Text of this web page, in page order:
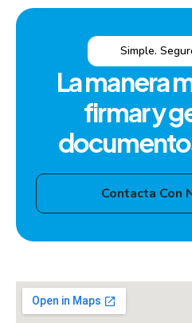
Simple.
La manera
firmar y
Contacta Con